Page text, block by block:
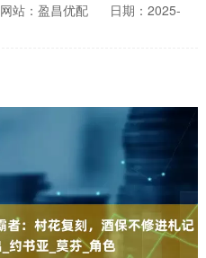
网站：盈昌优配
日期：2025-